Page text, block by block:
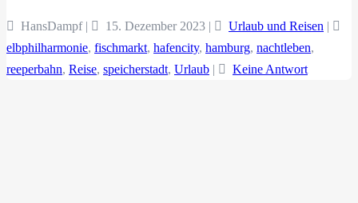
HansDampf | 15. Dezember 2023 | Urlaub und Reisen |
elbphilharmonie, fischmarkt, hafencity, hamburg, nachtleben,
reeperbahn, Reise, speicherstadt, Urlaub | Keine Antwort